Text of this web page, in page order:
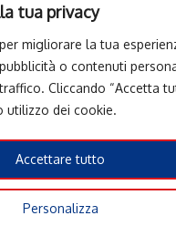
tua privacy
migliorare la tua
o contenuti
Cliccando “Accetta
utilizzo dei cookie.
Personalizza
Accettare tutto